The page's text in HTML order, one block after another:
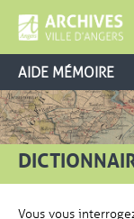
AIDE MÉMOIRE
Vous vous